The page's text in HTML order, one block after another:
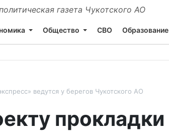
газета Чукотского АО
Общество СВО Образование
ведутся у берегов Чукотского АО
прокладки